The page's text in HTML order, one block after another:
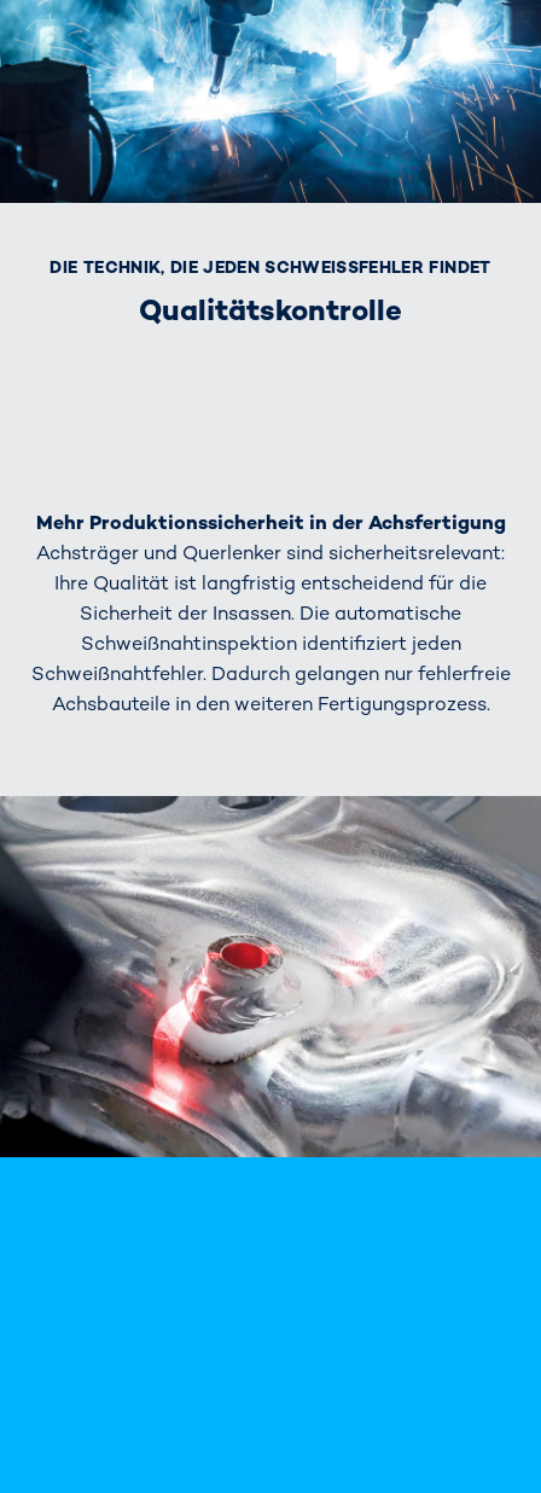
DIE TECHNIK, DIE JEDEN SCHWEISSFEHLER FINDET
Qualitätskontrolle
Mehr Produktionssicherheit in der Achsfertigung
Achsträger und Querlenker sind sicherheitsrelevant:
Ihre Qualität ist langfristig entscheidend für die
Sicherheit der Insassen. Die automatische
Schweißnahtinspektion identifiziert jeden
Schweißnahtfehler. Dadurch gelangen nur fehlerfreie
Achsbauteile in den weiteren Fertigungsprozess.